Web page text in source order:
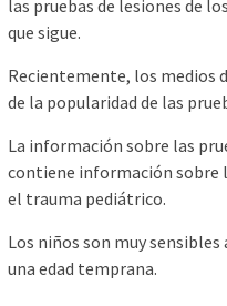
las pruebas de lesiones de
que sigue.
Recientemente, los medios
de la popularidad de las
La información sobre las
contiene información sobre
el trauma pediátrico.
Los niños son muy
una edad temprana.